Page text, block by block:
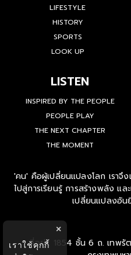
LIFESTYLE
HISTORY
SPORTS
LOOK UP
LISTEN
INSPIRED BY THE PEOPLE
PEOPLE PLAY
THE NEXT CHAPTER
THE MOMENT
'คน' คือผู้เปลี่ยนแปลงโลก เราจึ
ไปสู่การเรียนรู้ การสร้างพลัง แ
เปลี่ยนแปลงอั
ที่อยู่ : 1854 ชั้น 6 ถ. เทพรั
×
เราใช้คุกกี้